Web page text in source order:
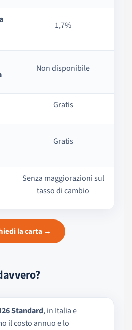
1,7%
Non disponibile
Gratis
Gratis
Senza maggiorazioni sul
tasso di cambio
la carta →
Standard, in Italia e
il costo annuo e lo